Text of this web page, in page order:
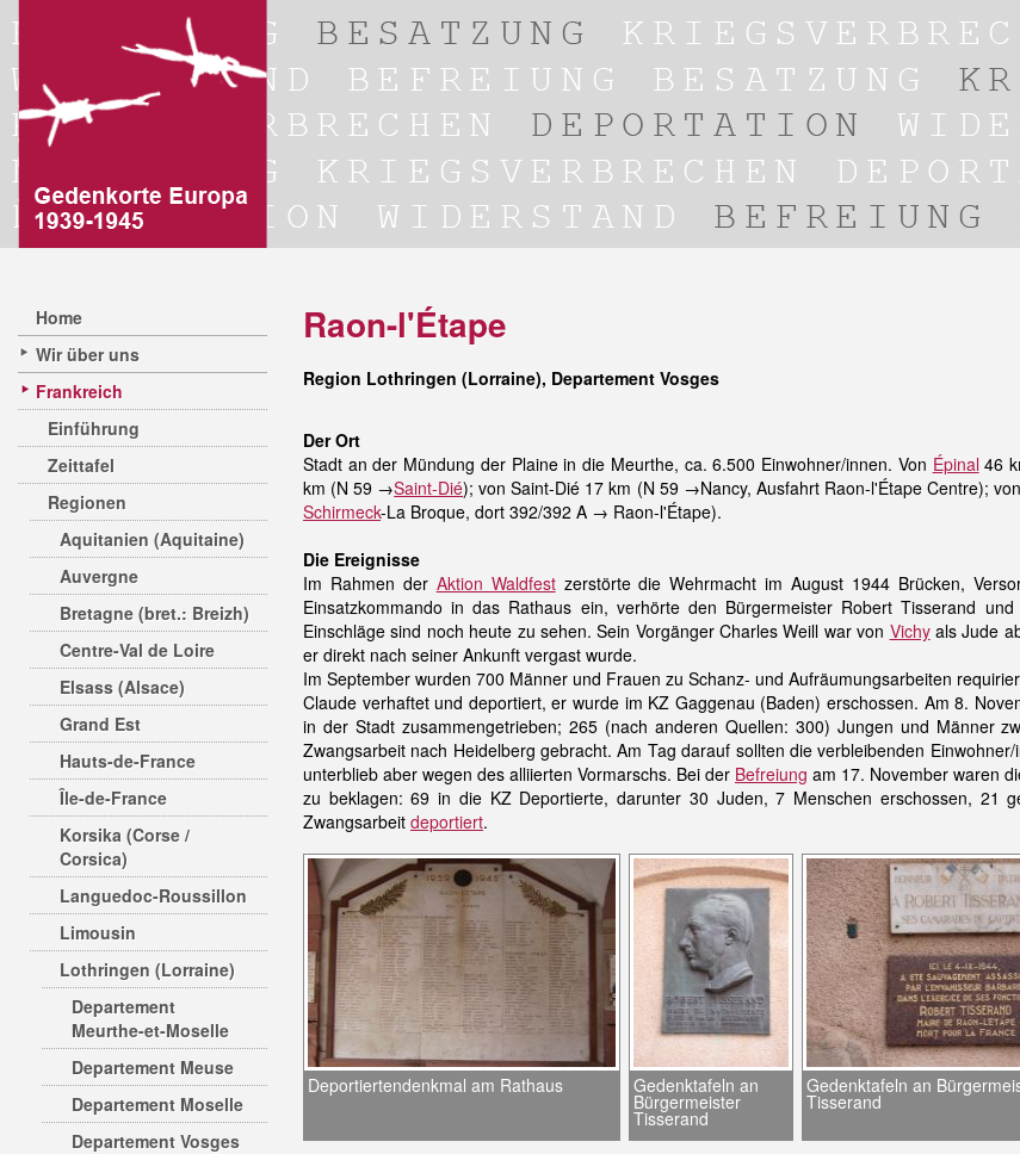
Home
Wir über uns
Frankreich
Einführung
Zeittafel
Regionen
Aquitanien (Aquitaine)
Auvergne
Bretagne (bret.: Breizh)
Centre-Val de Loire
Elsass (Alsace)
Grand Est
Hauts-de-France
Île-de-France
Korsika (Corse /
Corsica)
Languedoc-Roussillon
Limousin
Lothringen (Lorraine)
Departement
Meurthe-et-Moselle
Departement Meuse
Departement Moselle
Departement Vosges
Raon-l'Étape
Region Lothringen (Lorraine), Departement Vosges
Der Ort
Stadt an der Mündung der Plaine in die Meurthe, ca. 6.500 Einwohner/innen. Von Épinal46
km (N 59 →Saint-Dié); von Saint-Dié 17 km (N 59 →Nancy, Ausfahrt Raon-l'Étape Centre); von
Schirmeck-La Broque, dort 392/392 A → Raon-l'Étape).
Die Ereignisse
Im Rahmen der Aktion Waldfestzerstörte die Wehrmacht im August 1944 Brücken,
Einsatzkommando in das Rathaus ein, verhörte den Bürgermeister Robert Tisserand
Einschläge sind noch heute zu sehen. Sein Vorgänger Charles Weill war von Vichyals Jude
er direkt nach seiner Ankunft vergast wurde.
Im September wurden 700 Männer und Frauen zu Schanz- und Aufräumungsarbeiten
Claude verhaftet und deportiert, er wurde im KZ Gaggenau (Baden) erschossen. Am 8.
in der Stadt zusammengetrieben; 265 (nach anderen Quellen: 300) Jungen und Männer
Zwangsarbeit nach Heidelberg gebracht. Am Tag darauf sollten die verbleibenden
unterblieb aber wegen des alliierten Vormarschs. Bei der Befreiung am 17. November waren
zu beklagen: 69 in die KZ Deportierte, darunter 30 Juden, 7 Menschen erschossen, 21
Zwangsarbeit deportiert.
Deportiertendenkmal am Rathaus Gedenktafeln an
Bürgermeister
Tisserand
Gedenktafeln an
Tisserand